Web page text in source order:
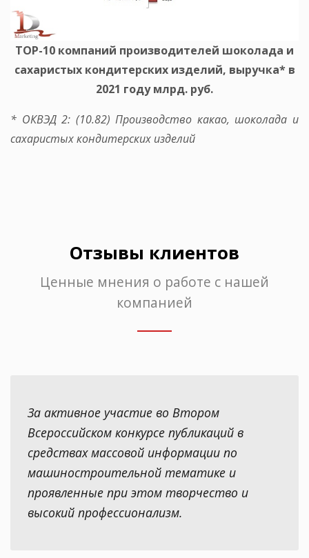
ТОР-10 компаний производителей шоколада и
сахаристых кондитерских изделий, выручка* в
2021 году млрд. руб.
* ОКВЭД 2: (10.82) Производство какао, шоколада и
сахаристых кондитерских изделий
Отзывы клиентов
Ценные мнения о работе с нашей
компанией
За активное участие во Втором
Всероссийском конкурсе публикаций в
средствах массовой информации по
машиностроительной тематике и
проявленные при этом творчество и
высокий профессионализм.